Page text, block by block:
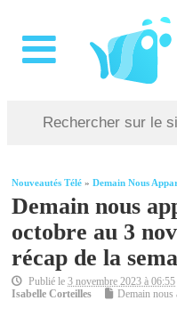
Nouveautés Télé »Demain Nous
Demain nous
octobre au 3
récap de la
Publié le3 novembre 2023 à 06:55
Isabelle Corteilles
Demain nous